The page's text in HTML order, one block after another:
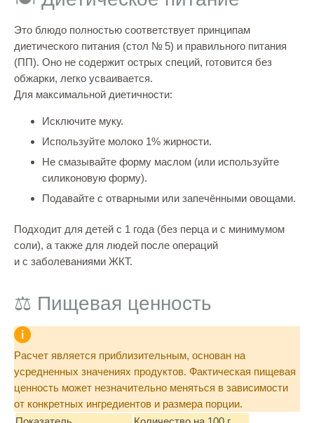
Это блюдо полностью соответствует принципам
диетического питания (стол № 5) и правильного питания
(ПП). Оно не содержит острых специй, готовится без
обжарки, легко усваивается.
Для максимальной диетичности:
Исключите муку.
Используйте молоко 1% жирности.
Не смазывайте форму маслом (или используйте
силиконовую форму).
Подавайте с отварными или запечёнными овощами.
Подходит для детей с 1 года (без перца и с минимумом
соли), а также для людей после операций
и с заболеваниями ЖКТ.
⚖️ Пищевая ценность
Расчет является приблизительным, основан на
усредненных значениях продуктов. Фактическая пищевая
ценность может незначительно меняться в зависимости
от конкретных ингредиентов и размера порции.